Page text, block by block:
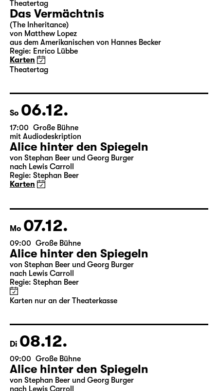
Sa 05.12.
15:00 Große Bühne
Theatertag
Das Vermächtnis
(The Inheritance)
von Matthew Lopez
Karten
Theatertag
So 06.12.
17:00
Große Bühne
mit Audiodeskription
Alice hinter den Spiegeln
Regie: Stephan Beer
Karten
Mo 07.12.
09:00 Große Bühne
Alice hinter den Spiegeln
von Stephan Beer und Georg Burger
Karten nur an der Theaterkasse
Di 08.12.